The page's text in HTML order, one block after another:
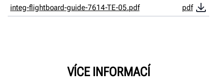
integ-flightboard-guide-7614-TE-05.pdf
pdf
VÍCE INFORMACÍ